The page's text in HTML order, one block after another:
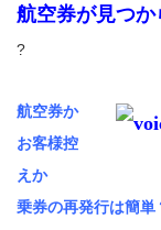
航空券が見つか
?
航空券か
お客様控
えか
乗券の再発行は簡単